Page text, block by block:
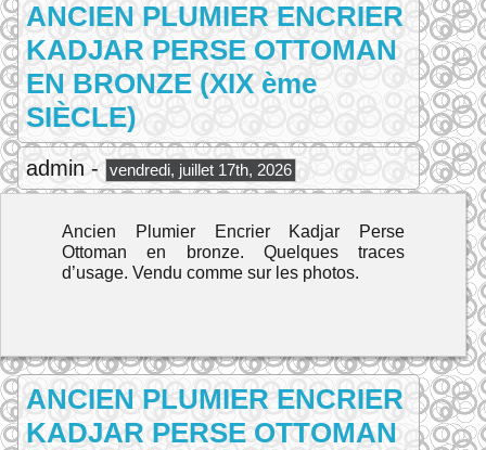
ANCIEN PLUMIER ENCRIER
KADJAR PERSE OTTOMAN
EN BRONZE (XIX ème
SIÈCLE)
admin - vendredi, juillet 17th, 2026
Ancien Plumier Encrier Kadjar Perse
Ottoman en bronze. Quelques traces
d’usage. Vendu comme sur les photos.
ANCIEN PLUMIER ENCRIER
KADJAR PERSE OTTOMAN